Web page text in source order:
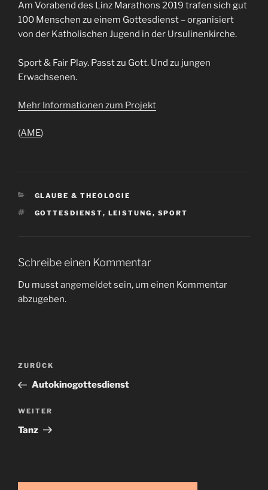
Am Vorabend des Linz Marathons 2019 trafen sich gut
100 Menschen zu einem Gottesdienst – organisiert
von der Katholischen Jugend in der Ursulinenkirche.
Sport & Fair Play. Passt zu Gott. Und zu jungen
Erwachsenen.
Mehr Informationen zum Projekt
(AME)
KATEGORIEN
GLAUBE & THEOLOGIE
SCHLAGWÖRTER
GOTTESDIENST, LEISTUNG , SPORT
Schreibe einen Kommentar
Du musstangemeldetsein, um einen Kommentar
abzugeben.
Beitragsnavigation
Vorheriger
Beitrag
ZURÜCK
Autokinogottesdienst
Nächster
Beitrag
WEITER
Tanz